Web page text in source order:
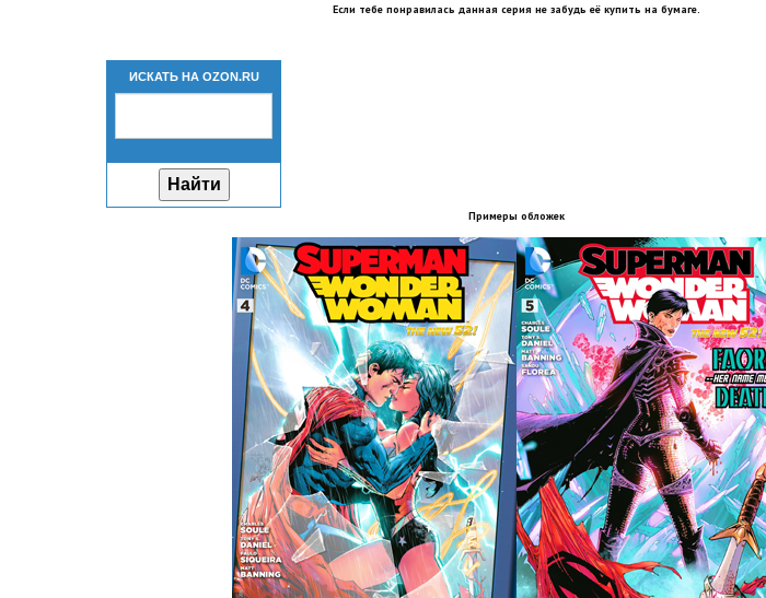
Если тебе понравилась данная серия не забудь её купить на бумаге.
ИСКАТЬ НА OZON.RU
Примеры обложек